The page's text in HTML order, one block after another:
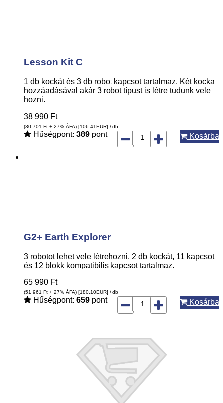
Lesson Kit C
1 db kockát és 3 db robot kapcsot tartalmaz. Két kocka
hozzáadásával akár 3 robot típust is létre tudunk vele
hozni.
38 990 Ft
(30 701 Ft + 27% ÁFA) [106.41EUR] / db
Hűségpont: 389 pont Kosárba
G2+ Earth Explorer
3 robotot lehet vele létrehozni. 2 db kockát, 11 kapcsot
és 12 blokk kompatibilis kapcsot tartalmaz.
65 990 Ft
(51 961 Ft + 27% ÁFA) [180.10EUR] / db
Hűségpont: 659 pont Kosárba